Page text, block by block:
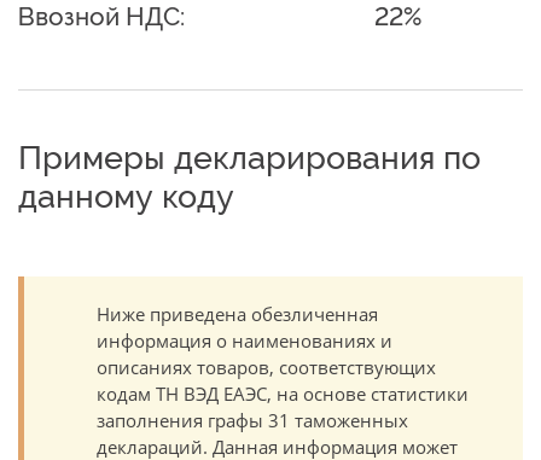
Ввозной НДС: 22%
Примеры декларирования по
данному коду
Ниже приведена обезличенная
информация о наименованиях и
описаниях товаров, соответствующих
кодам ТН ВЭД ЕАЭС, на основе статистики
заполнения графы 31 таможенных
деклараций. Данная информация может